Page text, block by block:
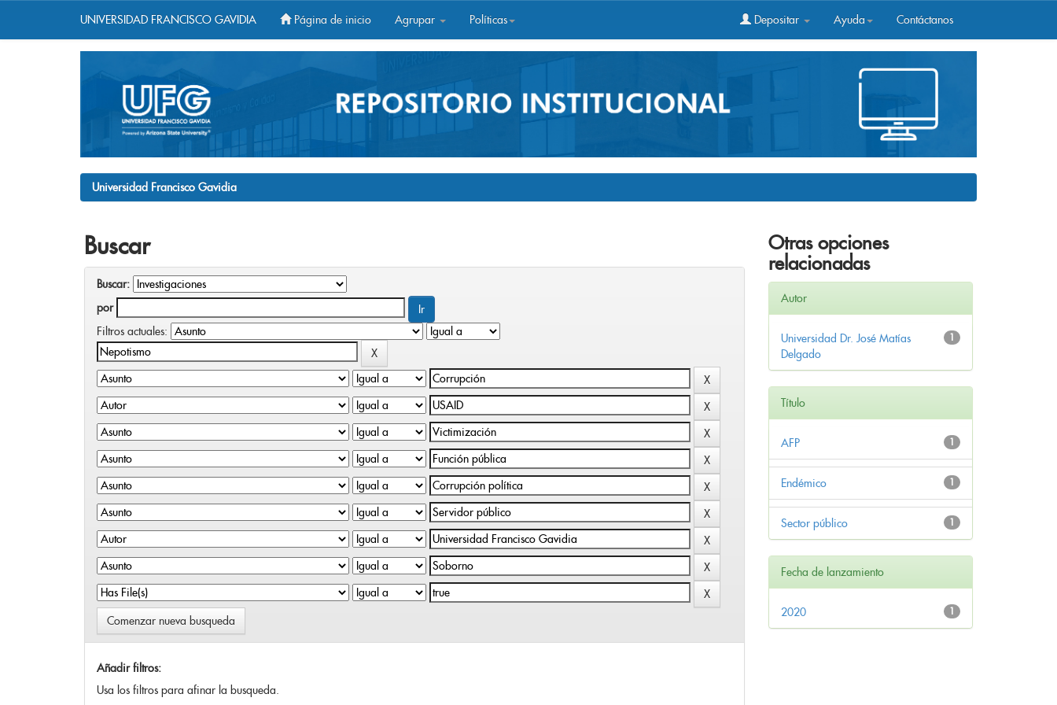
UNIVERSIDAD FRANCISCO GAVIDIA Página de inicio Agrupar Políticas Depositar Ayuda Contáctanos
Universidad Francisco Gavidia
Buscar
Buscar:
por
Filtros actuales:
Comenzar nueva busqueda
Añadir filtros:
Usa los filtros para afinar la busqueda.
Otras opciones
relacionadas
Autor
1
Universidad Dr. José Matías
Delgado
Título
1
AFP
1
Endémico
1
Sector público
Fecha de lanzamiento
1
2020